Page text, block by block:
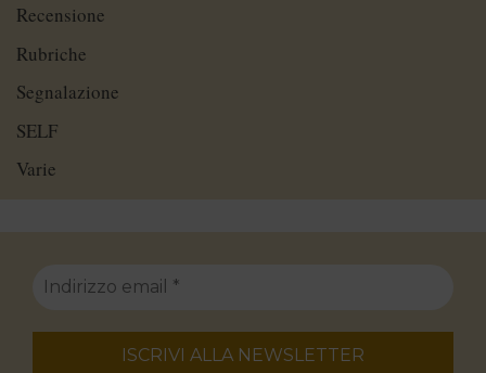
Recensione
Rubriche
Segnalazione
SELF
Varie